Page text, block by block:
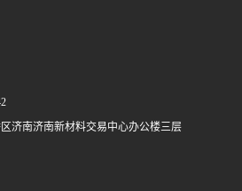
济南济南新材料交易中心办公楼三层